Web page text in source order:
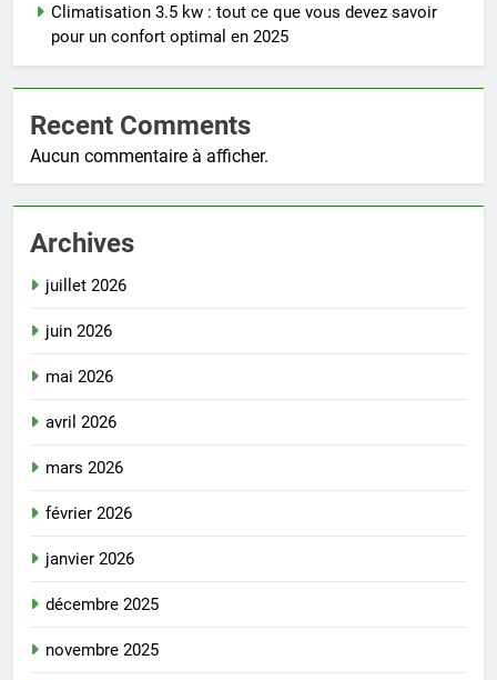
Climatisation 3.5 kw : tout ce que vous devez savoir
pour un confort optimal en 2025
Recent Comments
Aucun commentaire à afficher.
Archives
juillet 2026
juin 2026
mai 2026
avril 2026
mars 2026
février 2026
janvier 2026
décembre 2025
novembre 2025